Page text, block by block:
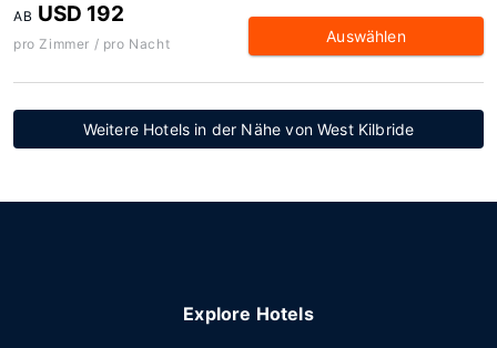
AB USD 192
pro Zimmer / pro Nacht Auswählen
Weitere Hotels in der Nähe von West Kilbride
Explore Hotels